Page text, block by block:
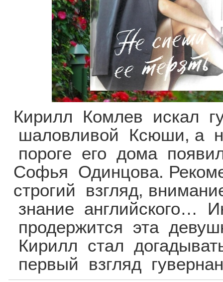
Кирилл Комлев искал
шаловливой Ксюши, а
пороге его дома
Софья Одинцова.
строгий взгляд,
знание английского…
продержится эта
Кирилл стал
первый взгляд